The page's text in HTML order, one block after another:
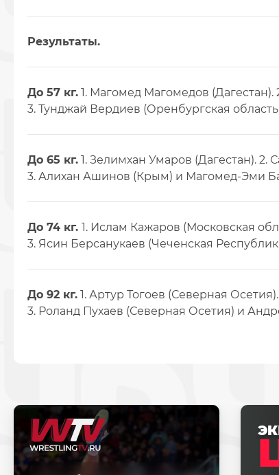
Результаты.
До 57 кг. 1. Магомед Магомедов
3. Тунджай Вердиев (Оренбургская
До 65 кг. 1. Зелимхан Умаров (Дагестан). 2.
3. Алихан Ашинов (Крым) и Магомед-Эми
До 74 кг. 1. Ислам Кажаров (Московская
3. Ясин Берсанукаев (Чеченская
До 92 кг. 1. Артур Тогоев (Северная
3. Роланд Пухаев (Северная Осетия) и